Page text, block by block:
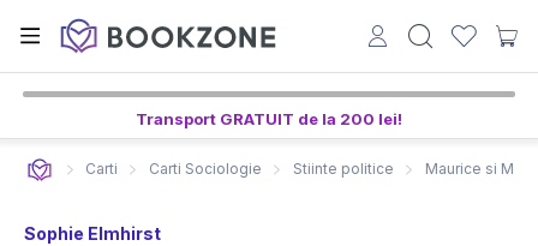
Transport GRATUIT de la 200 lei!
Carti Carti Sociologie Stiinte politice Maurice si
Sophie Elmhirst